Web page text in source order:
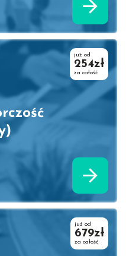
już od
254zł
za całość
już od
679zł
za całość